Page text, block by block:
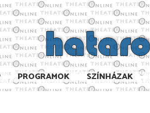
PROGRAMOK SZÍNHÁZAK